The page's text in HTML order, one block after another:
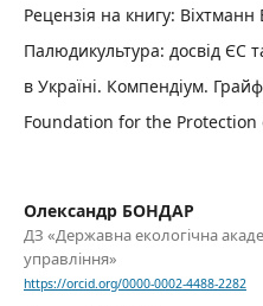
Рецензія на книгу:
Палюдикультура: досвід ЄС
в Україні. Компендіум.
Foundation for the Protection
Олександр БОНДАР
ДЗ «Державна екологічна
управління»
https://orcid.org/0000-0002-4488-2282